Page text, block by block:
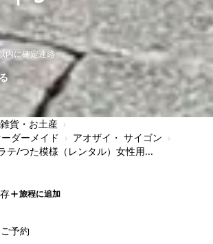
内に確定連絡
貨・お土産 ›
ダーメイド › アオザイ・ サイゴン ›
テ/つた模様（レンタル）女性用...
旅程に追加
ご予約